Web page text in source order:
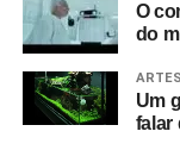
O
do
ARTES
Um
falar